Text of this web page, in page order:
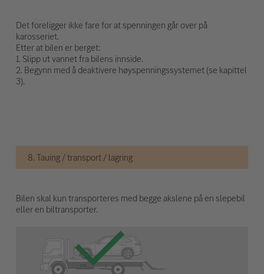
Det foreligger ikke fare for at spenningen går over på
karosseriet.
Etter at bilen er berget:
1. Slipp ut vannet fra bilens innside.
2. Begynn med å deaktivere høyspenningssystemet (se kapittel
3).
8. Tauing / transport / lagring
Bilen skal kun transporteres med begge akslene på en slepebil
eller en biltransporter.